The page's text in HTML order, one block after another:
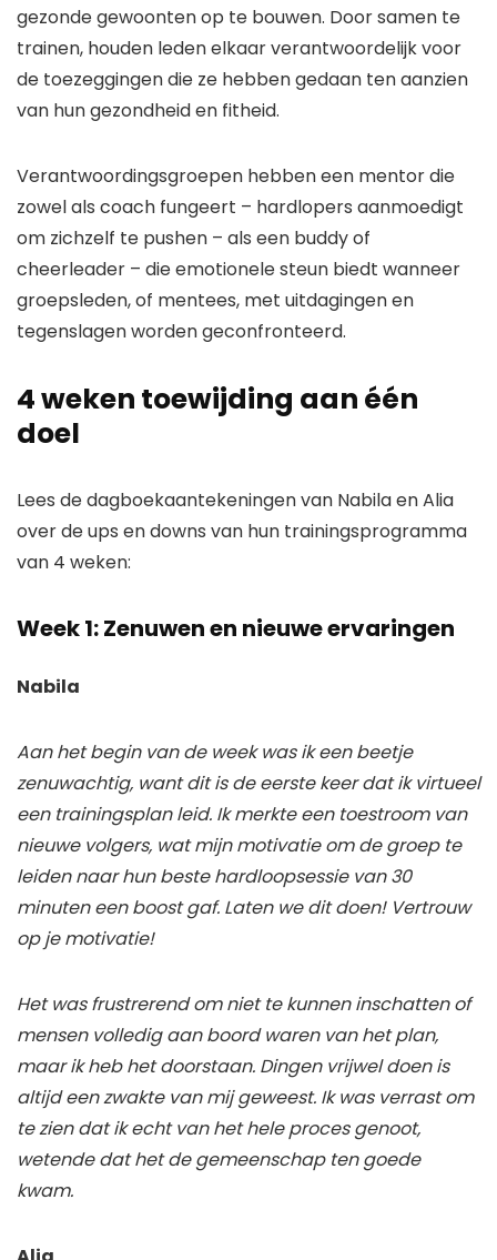
gezonde gewoonten op te bouwen. Door samen te
trainen, houden leden elkaar verantwoordelijk voor
de toezeggingen die ze hebben gedaan ten aanzien
van hun gezondheid en fitheid.
Verantwoordingsgroepen hebben een mentor die
zowel als coach fungeert – hardlopers aanmoedigt
om zichzelf te pushen – als een buddy of
cheerleader – die emotionele steun biedt wanneer
groepsleden, of mentees, met uitdagingen en
tegenslagen worden geconfronteerd.
4 weken toewijding aan één
doel
Lees de dagboekaantekeningen van Nabila en Alia
over de ups en downs van hun trainingsprogramma
van 4 weken:
Week 1: Zenuwen en nieuwe ervaringen
Nabila
Aan het begin van de week was ik een beetje
zenuwachtig, want dit is de eerste keer dat ik virtueel
een trainingsplan leid. Ik merkte een toestroom van
nieuwe volgers, wat mijn motivatie om de groep te
leiden naar hun beste hardloopsessie van 30
minuten een boost gaf. Laten we dit doen! Vertrouw
op je motivatie!
Het was frustrerend om niet te kunnen inschatten of
mensen volledig aan boord waren van het plan,
maar ik heb het doorstaan. Dingen vrijwel doen is
altijd een zwakte van mij geweest. Ik was verrast om
te zien dat ik echt van het hele proces genoot,
wetende dat het de gemeenschap ten goede
kwam.